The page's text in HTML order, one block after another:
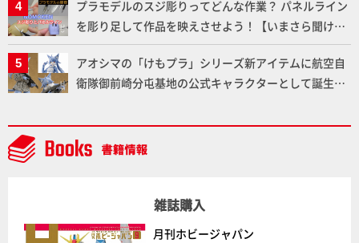
プラモデルのスジ彫りってどんな作業？ パネルライン
を彫り足して作品を映えさせよう！【いまさら聞けな
いプラモデルの基礎：スジ彫りとパネルライン】
アオシマの「けもプラ」シリーズ新アイテムに航空自
衛隊御前崎分屯基地の公式キャラクターとして誕生し
通常版の2ラインで発売！
雑誌購入
月刊ホビージャパン